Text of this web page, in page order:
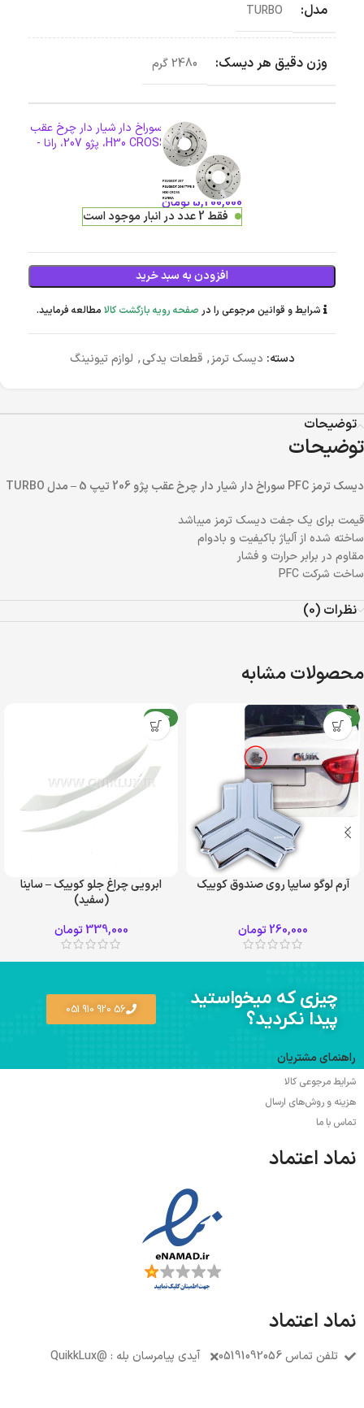
مدل: TURBO
وزن دقیق هر دیسک: 2480 گرم
دیسک ترمز PFC سوراخ دار شیار دار چرخ عقب
پژو 206 تیپ 5، H30 CROSS، پژو 207، رانا -
مدل توربو
5,200,000تومان
فقط 2 عدد در انبار موجود است
افزودن به سبد خرید
شرایط و قوانین مرجوعی را در صفحه رویه بازگشت کالا مطالعه فرمایید.
دسته: دیسک ترمز, قطعات یدکی, لوازم تیونینگ
توضیحات
توضیحات
دیسک ترمز PFC سوراخ دار شیار دار چرخ عقب پژو 206 تیپ 5 – مدل TURBO
قیمت برای یک جفت دیسک ترمز میباشد
ساخته شده از آلیاژ باکیفیت و بادوام
مقاوم در برابر حرارت و فشار
ساخت شرکت PFC
نظرات (0)
محصولات مشابه
جدید
آرم لوگو سایپا روی صندوق کوییک
260,000تومان
جدید
ابرویی چراغ جلو کوییک – ساینا
(سفید)
339,000 تومان
چیزی که میخواستید
پیدا نکردید؟
56 920 910 051
راهنمای مشتریان
شرایط مرجوعی کالا
هزینه و روش‌های ارسال
تماس با ما
نماد اعتماد
نماد اعتماد
تلفن تماس 05191092056 آیدی پیامرسان بله : @QuikkLux